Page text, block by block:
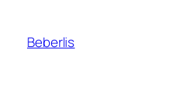
Beberlis